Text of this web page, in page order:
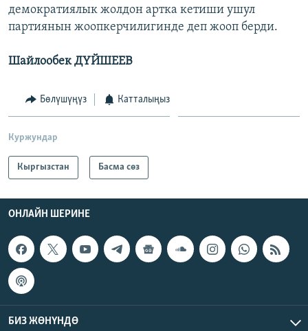
демократиялык жолдон артка кетиши ушул
партиянын жоопкерчилигинде деп жооп берди.
Шайлообек ДҮЙШЕЕВ
Бөлүшүңүз Катталыңыз
Куржундар
Кыргызстан Басма сөз
ОНЛАЙН ШЕРИНЕ
БИЗ ЖӨНҮНДӨ